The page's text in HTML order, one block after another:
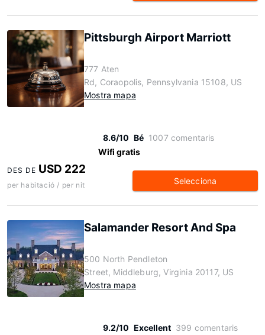
Pittsburgh Airport Marriott
777 Aten
Rd, Coraopolis, Pennsylvania 15108, US
Mostra mapa
8.6/10 Bé 1007 comentaris
Wifi gratis
DES DE USD 222
per habitació / per nit Selecciona
Salamander Resort And Spa
500 North Pendleton
Street, Middleburg, Virginia 20117, US
Mostra mapa
9.2/10 Excellent 399 comentaris